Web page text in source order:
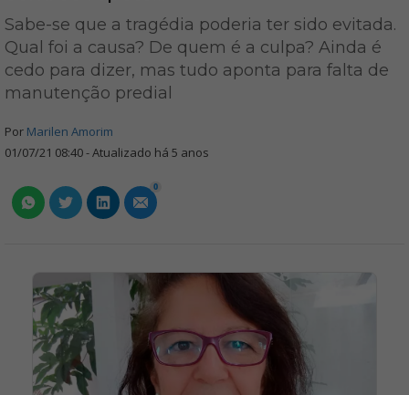
Sabe-se que a tragédia poderia ter sido evitada.
Qual foi a causa? De quem é a culpa? Ainda é
cedo para dizer, mas tudo aponta para falta de
manutenção predial
Por Marilen Amorim
01/07/21 08:40 - Atualizado há 5 anos
0